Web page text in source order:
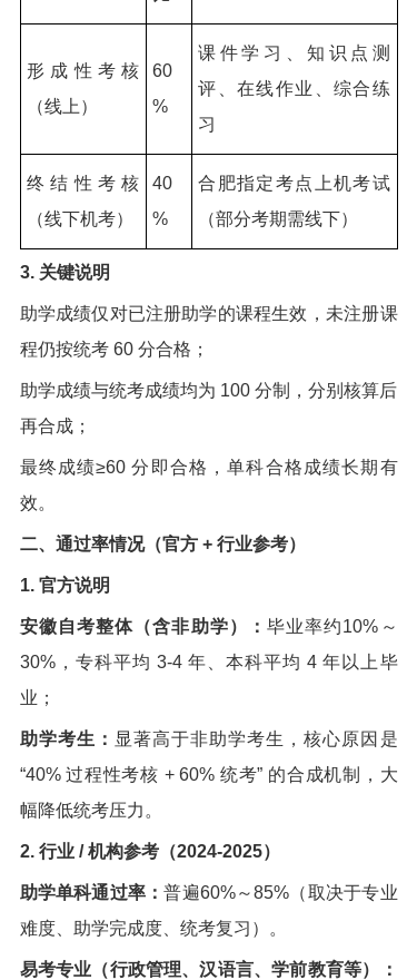
形成性考核
（线上）
60
%
课件学习、知识点测
评、在线作业、综合练
习
终结性考核
（线下机考）
40
%
合肥指定考点上机考试
（部分考期需线下）
3. 关键说明
助学成绩仅对已注册助学的课程生效，未注册课
程仍按统考 60 分合格；
助学成绩与统考成绩均为 100 分制，分别核算后
再合成；
最终成绩≥60 分即合格，单科合格成绩长期有
效。
二、通过率情况（官方 + 行业参考）
1. 官方说明
安徽自考整体（含非助学）： 毕业率约10%～
30%，专科平均 3-4 年、本科平均 4 年以上毕
业；
助学考生： 显著高于非助学考生，核心原因是
“40% 过程性考核 + 60% 统考” 的合成机制，大
幅降低统考压力。
2. 行业 / 机构参考（2024-2025）
助学单科通过率：普遍60%～85%（取决于专业
难度、助学完成度、统考复习）。
易考专业（行政管理、汉语言、学前教育等）：